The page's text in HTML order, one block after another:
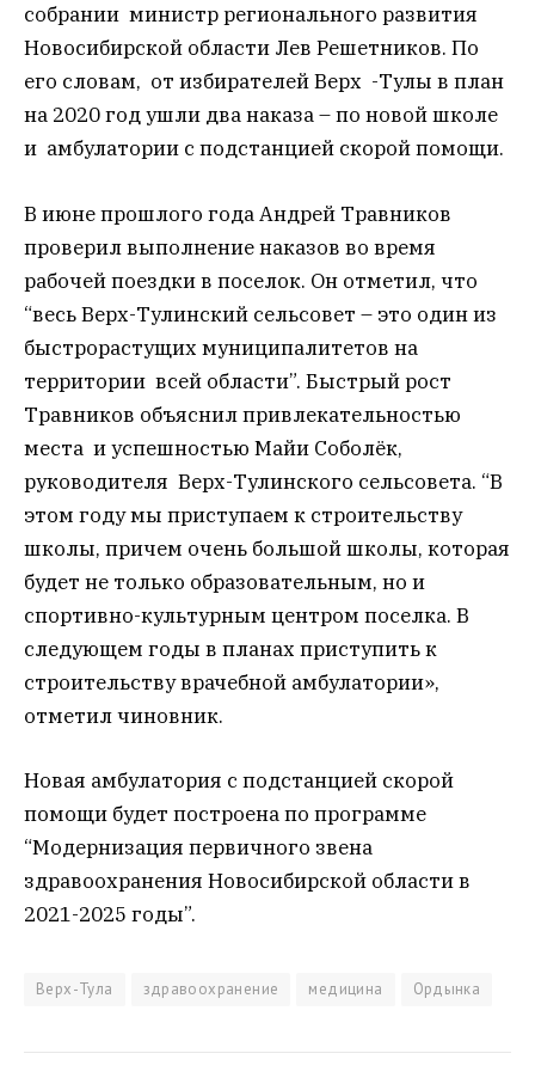
собрании министр регионального развития
Новосибирской области Лев Решетников. По
его словам, от избирателей Верх -Тулы в план
на 2020 год ушли два наказа – по новой школе
и амбулатории с подстанцией скорой помощи.
В июне прошлого года Андрей Травников
проверил выполнение наказов во время
рабочей поездки в поселок. Он отметил, что
“весь Верх-Тулинский сельсовет – это один из
быстрорастущих муниципалитетов на
территории всей области”. Быстрый рост
Травников объяснил привлекательностью
места и успешностью Майи Соболёк,
руководителя Верх-Тулинского сельсовета. “В
этом году мы приступаем к строительству
школы, причем очень большой школы, которая
будет не только образовательным, но и
спортивно-культурным центром поселка. В
следующем годы в планах приступить к
строительству врачебной амбулатории»,
отметил чиновник.
Новая амбулатория с подстанцией скорой
помощи будет построена по программе
“Модернизация первичного звена
здравоохранения Новосибирской области в
2021-2025 годы”.
Верх-Тула здравоохранение медицина Ордынка